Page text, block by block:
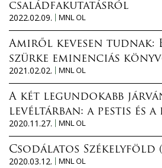
családfakutatásról
2022.02.09.
MNL OL
Amiről kevesen tudnak:
szürke eminenciás
2021.02.02.
MNL OL
A két legundokabb
levéltárban: a pestis és
2020.11.27.
MNL OL
Csodálatos Székelyföld
2020.03.12.
MNL OL